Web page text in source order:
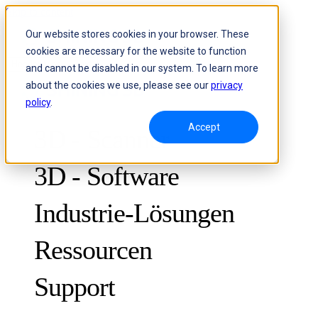
Our website stores cookies in your browser. These
cookies are necessary for the website to function
and cannot be disabled in our system. To learn more
about the cookies we use, please see ourprivacy
policy.
Accept
Skip to content
Header Menu - Text
3D - Scanner
METROLOGY ZUR QUALITÄTSKONTROLLE
Optische 3D-Messung und dynamisches Tracking ohne Marker
3D - Software
Industrie-Lösungen
Ressourcen
Fallstudien
Support